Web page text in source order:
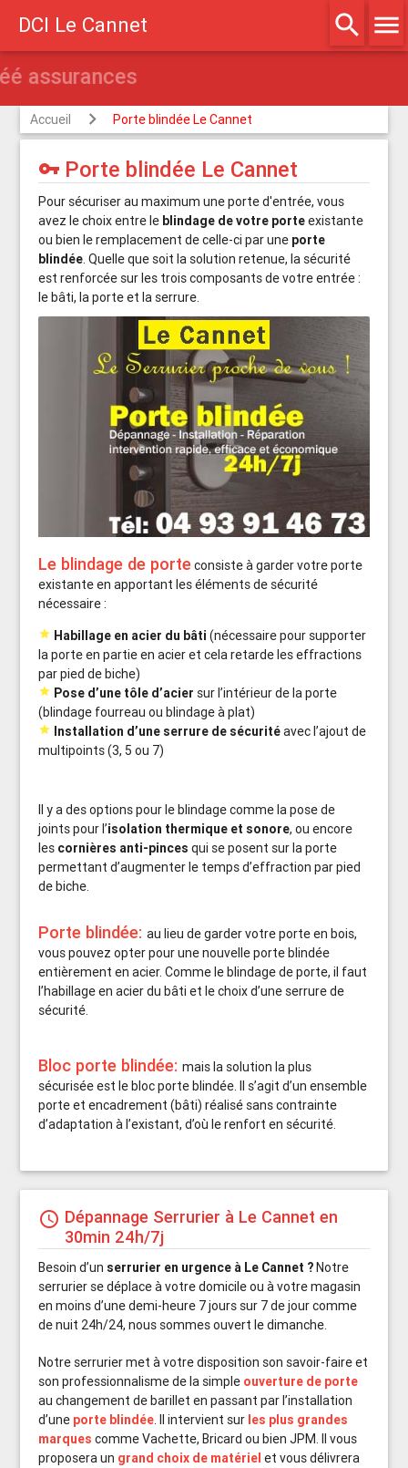
DCI Le Cannet search menu
Agréé assurances
Accueil Porte blindée Le Cannet
vpn_key Porte blindée Le Cannet
Pour sécuriser au maximum une porte d'entrée, vous
avez le choix entre le blindage de votre porteexistante
ou bien le remplacement de celle-ci par une porte
blindée. Quelle que soit la solution retenue, la sécurité
est renforcée sur les trois composants de votre entrée :
le bâti, la porte et la serrure.
Le blindage de porteconsiste à garder votre porte
existante en apportant les éléments de sécurité
nécessaire :
 Habillage en acier du bâti (nécessaire pour supporter
la porte en partie en acier et cela retarde les effractions
par pied de biche)
 Pose d’une tôle d’acier sur l’intérieur de la porte
(blindage fourreau ou blindage à plat)
 Installation d’une serrure de sécuritéavec l’ajout de
multipoints (3, 5 ou 7)
Il y a des options pour le blindage comme la pose de
joints pour l’isolation thermique et sonore, ou encore
les cornières anti-pinces qui se posent sur la porte
permettant d’augmenter le temps d’effraction par pied
de biche.
Porte blindée:au lieu de garder votre porte en bois,
vous pouvez opter pour une nouvelle porte blindée
entièrement en acier. Comme le blindage de porte, il faut
l’habillage en acier du bâti et le choix d’une serrure de
sécurité.
Bloc porte blindée:mais la solution la plus
sécurisée est le bloc porte blindée. Il s’agit d’un ensemble
porte et encadrement (bâti) réalisé sans contrainte
d’adaptation à l’existant, d’où le renfort en sécurité.
schedule Dépannage Serrurier à Le Cannet en
30min 24h/7j
Besoin d’un serrurier en urgence à Le Cannet ?Notre
serrurier se déplace à votre domicile ou à votre magasin
en moins d’une demi-heure 7 jours sur 7 de jour comme
de nuit 24h/24, nous sommes ouvert le dimanche.
Notre serrurier met à votre disposition son savoir-faire et
son professionnalisme de la simple ouverture de porte
au changement de barillet en passant par l’installation
d’une porte blindée. Il intervient sur les plus grandes
marques comme Vachette, Bricard ou bien JPM. Il vous
proposera un grand choix de matériel et vous délivrera